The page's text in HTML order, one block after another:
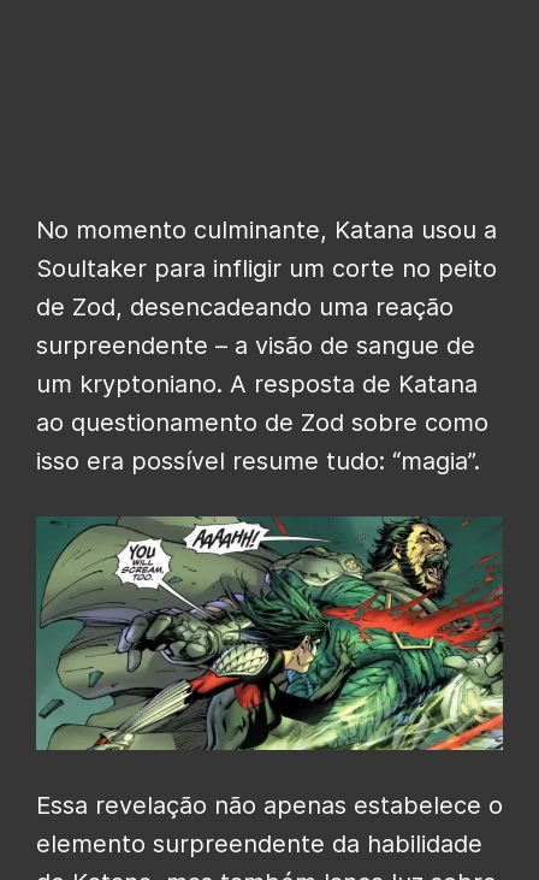
No momento culminante, Katana usou a
Soultaker para infligir um corte no peito
de Zod, desencadeando uma reação
surpreendente – a visão de sangue de
um kryptoniano. A resposta de Katana
ao questionamento de Zod sobre como
isso era possível resume tudo: “magia”.
Essa revelação não apenas estabelece o
elemento surpreendente da habilidade